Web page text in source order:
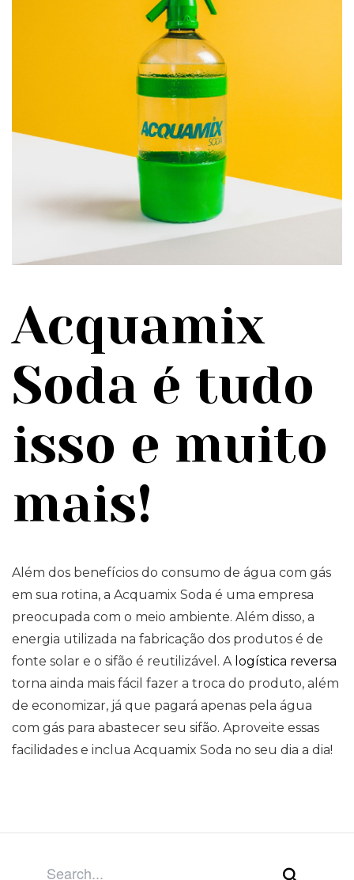
Acquamix
Soda é tudo
isso e muito
mais!
Além dos benefícios do consumo de água com gás
em sua rotina, a Acquamix Soda é uma empresa
preocupada com o meio ambiente. Além disso, a
energia utilizada na fabricação dos produtos é de
fonte solar e o sifão é reutilizável. Alogística reversa
torna ainda mais fácil fazer a troca do produto, além
de economizar, já que pagará apenas pela água
com gás para abastecer seu sifão. Aproveite essas
facilidades e inclua Acquamix Soda no seu dia a dia!